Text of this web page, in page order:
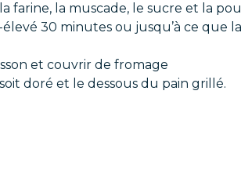
farine, la muscade, le sucre et la
30 minutes ou jusqu’à ce que
et couvrir de fromage
doré et le dessous du pain grillé.